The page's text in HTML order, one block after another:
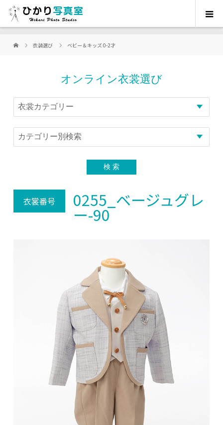
衣装選び ベビー＆キッズ 0-2才
オンライン衣裳選び
衣裳番号 0255_ベージュグレ
ー-90